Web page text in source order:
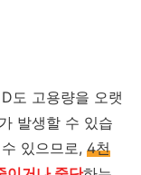
도 고용량을 오랫
발생할 수 있습
있으므로, 4천